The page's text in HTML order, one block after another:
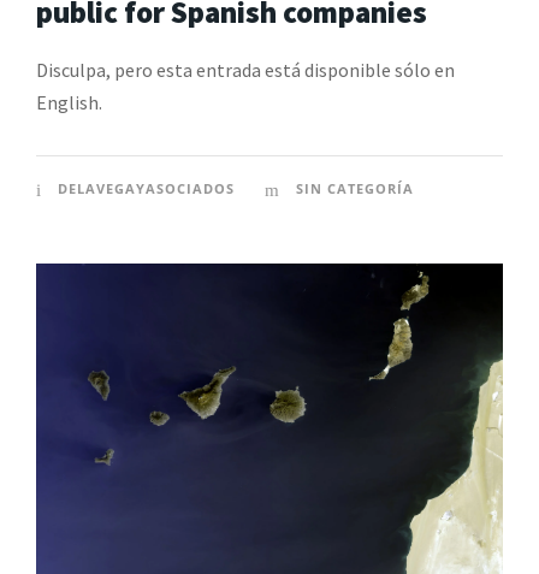
public for Spanish companies
Disculpa, pero esta entrada está disponible sólo en
English.
DELAVEGAYASOCIADOS SIN CATEGORÍA